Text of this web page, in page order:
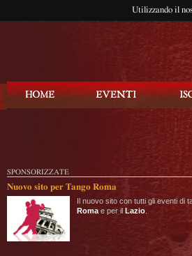
Utilizzando il
SPONSORIZZATE
Nuovo sito per Tango Roma
Il nuovo sito con tutti gli eventi di
Roma e per il Lazio